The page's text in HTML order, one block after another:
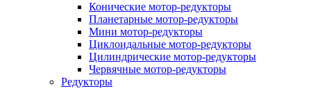
Конические мотор-редукторы
Планетарные мотор-редукторы
Мини мотор-редукторы
Циклоидальные мотор-редукторы
Цилиндрические мотор-редукторы
Червячные мотор-редукторы
Редукторы